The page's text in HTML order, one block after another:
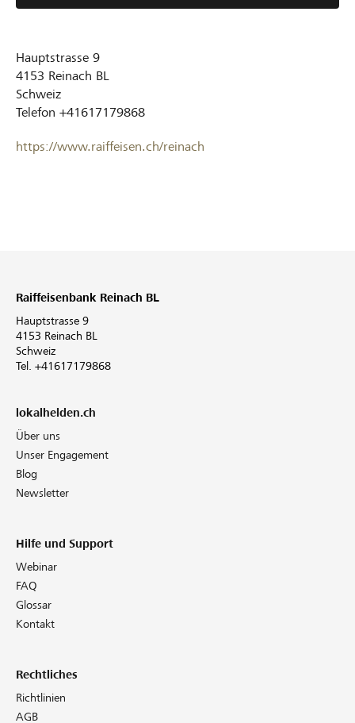
Hauptstrasse 9
4153 Reinach BL
Schweiz
Telefon +41617179868
https://www.raiffeisen.ch/reinach
Raiffeisenbank Reinach BL
Hauptstrasse 9
4153 Reinach BL
Schweiz
Tel. +41617179868
lokalhelden.ch
Über uns
Unser Engagement
Blog
Newsletter
Hilfe und Support
Webinar
FAQ
Glossar
Kontakt
Rechtliches
Richtlinien
AGB